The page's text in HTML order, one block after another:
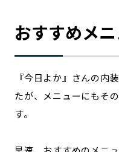
おすすめメ
『今日よか』さんの内
たが、メニューにもそ
す。